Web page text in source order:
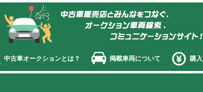
オークション エージェント
中古車オークションとは？ 掲載車両について 購